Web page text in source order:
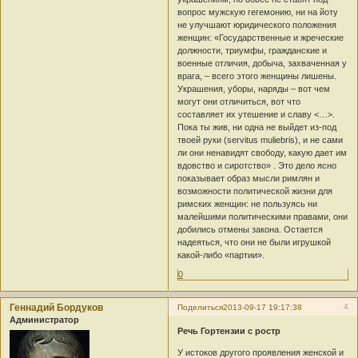
вопрос мужскую гегемонию, ни на йоту
не улучшают юридического положения
женщин: «Государственные и жреческие
должности, триумфы, гражданские и
военные отличия, добыча, захваченная у
врага, – всего этого женщины лишены.
Украшения, уборы, наряды – вот чем
могут они отличиться, вот что
составляет их утешение и славу <…>.
Пока ты жив, ни одна не выйдет из-под
твоей руки (servitus muliebris), и не сами
ли они ненавидят свободу, какую дает им
вдовство и сиротство» . Это дело ясно
показывает образ мысли римлян и
возможности политической жизни для
римских женщин: не пользуясь ни
малейшими политическими правами, они
добились отмены закона. Остается
надеяться, что они не были игрушкой
какой-либо «партии».
0
Поделиться 4
2013-09-17 19:17:38
Геннадий Бордуков
Администратор
Речь Гортензии с ростр
У истоков другого проявления женской и